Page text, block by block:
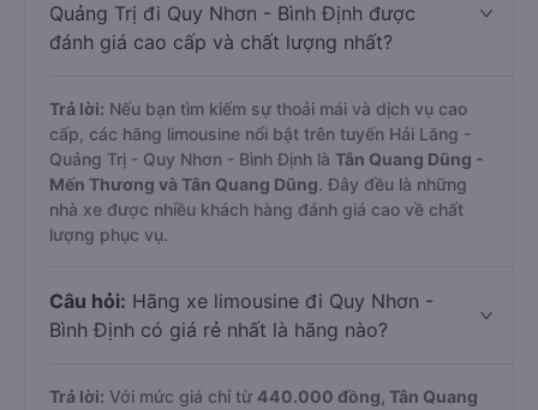
Quảng Trị đi Quy Nhơn - Bình Định được
đánh giá cao cấp và chất lượng nhất?
Trả lời: Nếu bạn tìm kiếm sự thoải mái và dịch vụ cao
cấp, các hãng limousine nổi bật trên tuyến Hải Lăng -
Quảng Trị - Quy Nhơn - Bình Định là Tân Quang Dũng -
Mến Thương và Tân Quang Dũng. Đây đều là những
nhà xe được nhiều khách hàng đánh giá cao về chất
lượng phục vụ.
Câu hỏi: Hãng xe limousine đi Quy Nhơn -
Bình Định có giá rẻ nhất là hãng nào?
Trả lời: Với mức giá chỉ từ 440.000 đồng, Tân Quang